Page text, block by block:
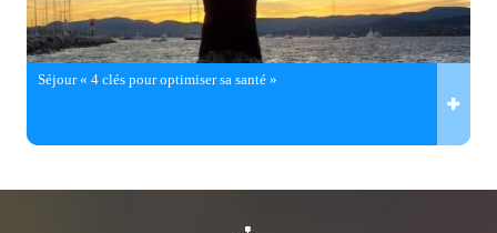
Séjour « 4 clés pour optimiser sa santé »